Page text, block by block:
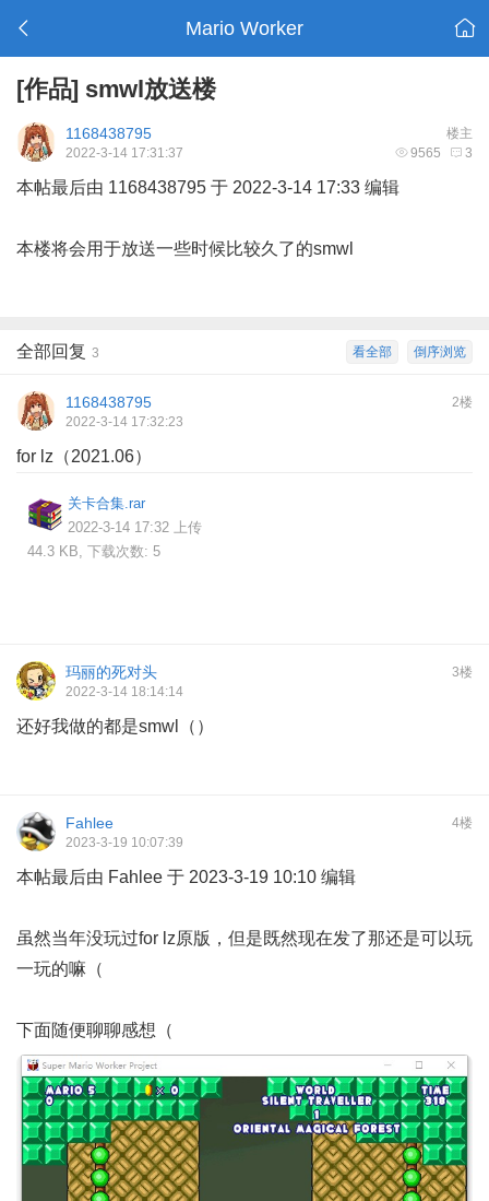
Mario Worker
[作品] smwl放送楼
楼主
1168438795
9565 3
2022-3-14 17:31:37
本帖最后由 1168438795 于 2022-3-14 17:33 编辑
本楼将会用于放送一些时候比较久了的smwl
倒序浏览
看全部
全部回复 3
2楼
1168438795
2022-3-14 17:32:23
for lz（2021.06）
关卡合集.rar
2022-3-14 17:32 上传
44.3 KB, 下载次数: 5
3楼
玛丽的死对头
2022-3-14 18:14:14
还好我做的都是smwl（）
4楼
Fahlee
2023-3-19 10:07:39
本帖最后由 Fahlee 于 2023-3-19 10:10 编辑
虽然当年没玩过for lz原版，但是既然现在发了那还是可以玩
一玩的嘛（
下面随便聊聊感想（